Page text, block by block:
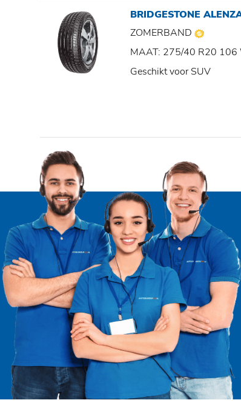
BRIDGESTONE
ZOMERBAND
MAAT: 275/40 R20 106
Geschikt voor SUV